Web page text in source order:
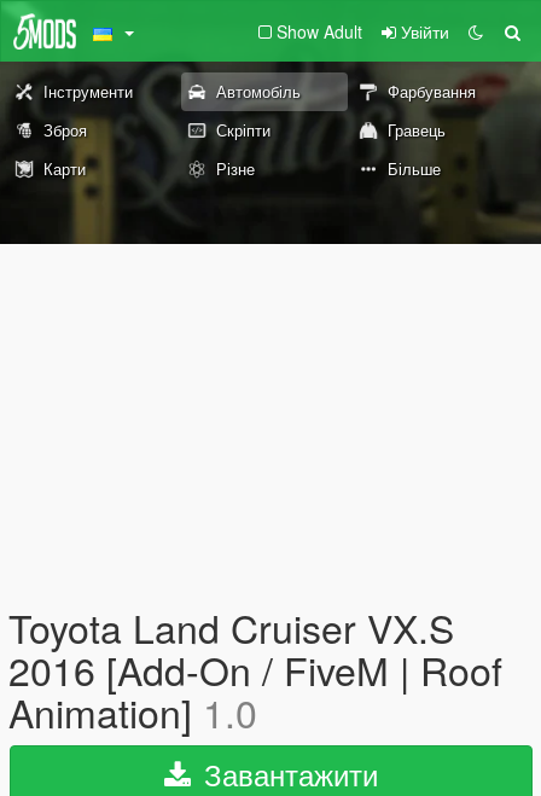
Show Adult Увійти
Інструменти Автомобіль
Фарбування
Зброя
Скріпти
Гравець
Карти
Різне Більше
Toyota Land Cruiser VX.S
2016 [Add-On / FiveM | Roof
Animation] 1.0
Завантажити